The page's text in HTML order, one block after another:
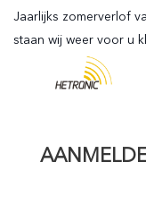
Jaarlijks zomerverlof
staan wij weer voor u